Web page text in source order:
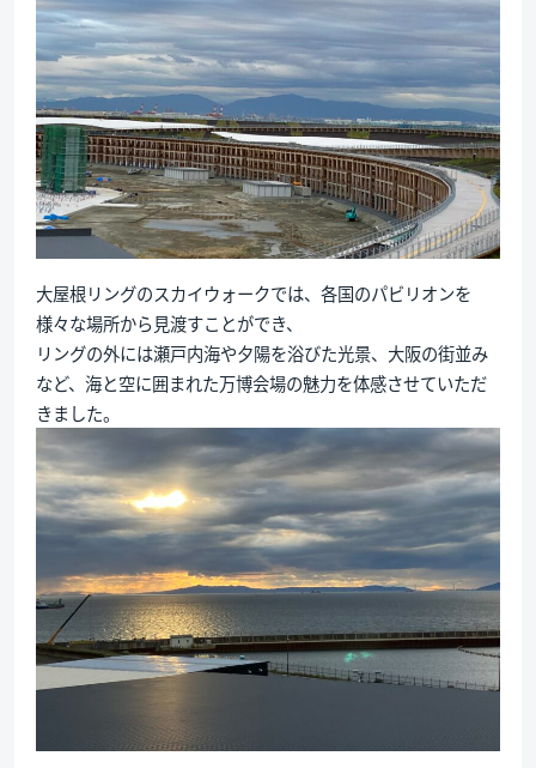
大屋根リングのスカイウォークでは、各国のパビリオンを
様々な場所から見渡すことができ、
リングの外には瀬戸内海や夕陽を浴びた光景、大阪の街並み
など、海と空に囲まれた万博会場の魅力を体感させていただ
きました。